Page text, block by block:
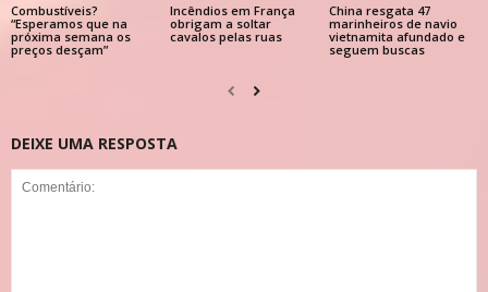
Combustíveis?
“Esperamos que na
próxima semana os
preços desçam”
Incêndios em França
obrigam a soltar
cavalos pelas ruas
China resgata 47
marinheiros de navio
vietnamita afundado e
seguem buscas
DEIXE UMA RESPOSTA